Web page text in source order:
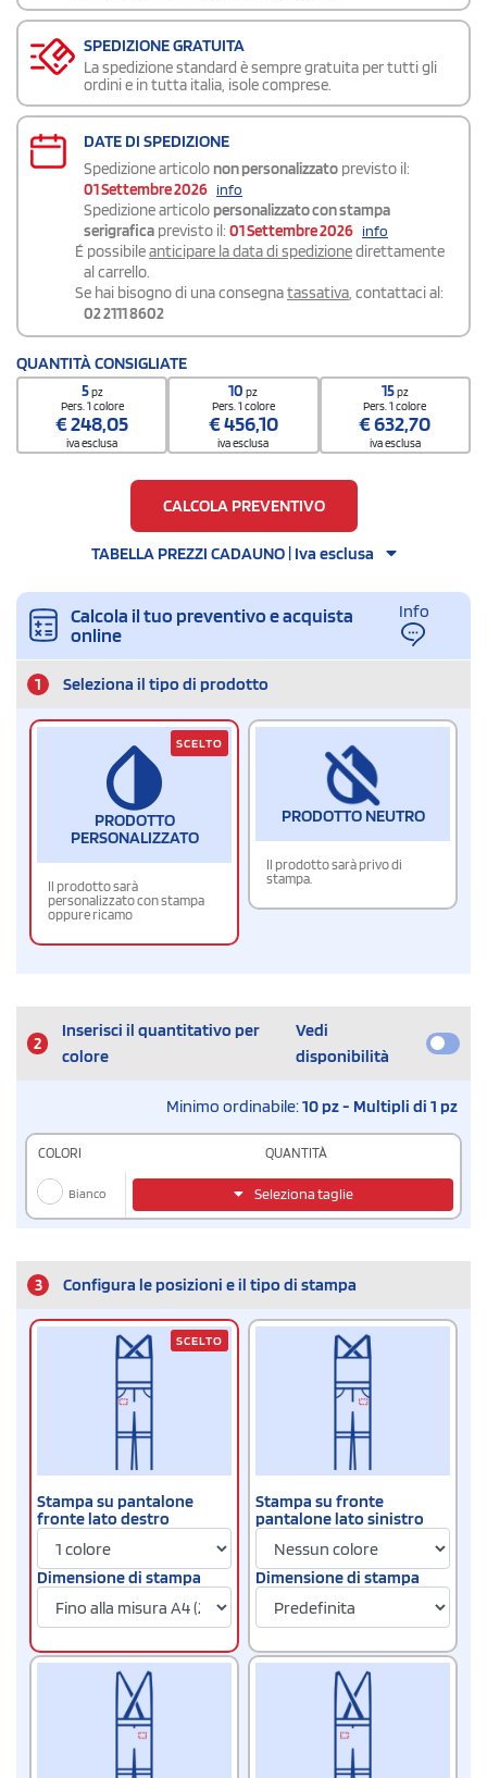
SPEDIZIONE GRATUITA
La spedizione standard è sempre gratuita per tutti gli
ordini e in tutta italia, isole comprese.
DATE DI SPEDIZIONE
Spedizione articolo non personalizzato previsto il:
01 Settembre 2026 info
Spedizione articolo personalizzato con stampa
serigrafica previsto il: 01 Settembre 2026 info
É possibileanticipare la data di spedizionedirettamente
al carrello.
Se hai bisogno di una consegnatassativa, contattaci al:
02 2111 8602
QUANTITÀ CONSIGLIATE
5pz
Pers. 1 colore
€248,05
iva esclusa
10pz
Pers. 1 colore
€456,10
iva esclusa
15pz
Pers. 1 colore
€632,70
iva esclusa
CALCOLA PREVENTIVO
TABELLA PREZZI CADAUNO | Iva esclusa
Calcola il tuo preventivo e acquista
online
Info
1 Seleziona il tipo di prodotto
PRODOTTO
PERSONALIZZATO
Il prodotto sarà
personalizzato con stampa
oppure ricamo
SCELTO
PRODOTTO NEUTRO
Il prodotto sarà privo di
stampa.
2
Inserisci il quantitativo per
colore
Vedi
disponibilità
Minimo ordinabile:10 pz - Multipli di 1 pz
COLORI QUANTITÀ
Bianco Seleziona taglie
3 Configura le posizioni e il tipo di stampa
Stampa su pantalone
fronte lato destro
Dimensione di stampa
SCELTO
Stampa su fronte
pantalone lato sinistro
Dimensione di stampa